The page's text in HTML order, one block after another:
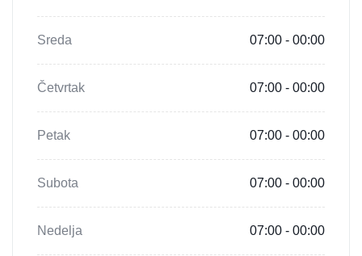
Sreda 07:00 - 00:00
Četvrtak 07:00 - 00:00
Petak 07:00 - 00:00
Subota 07:00 - 00:00
Nedelja 07:00 - 00:00